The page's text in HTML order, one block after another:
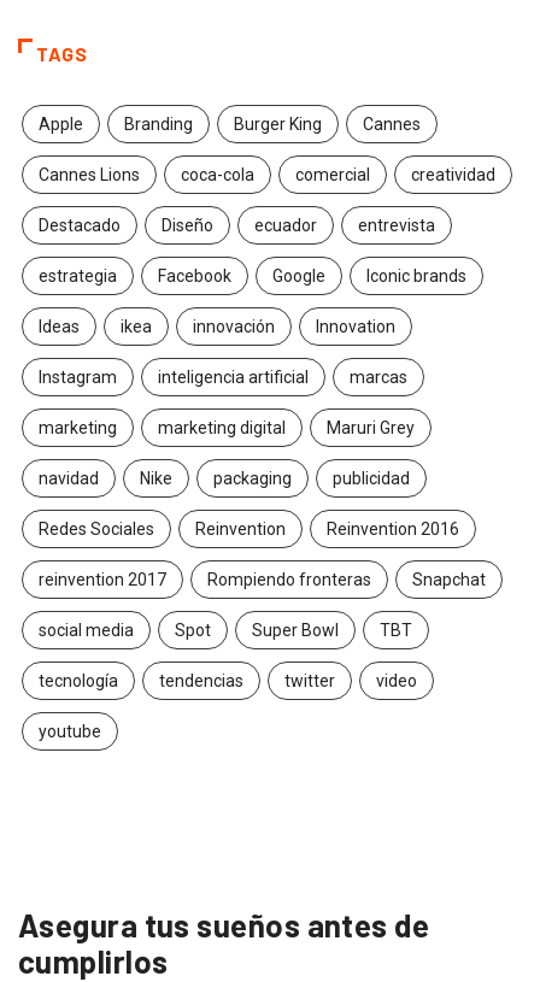
TAGS
Apple Branding Burger King Cannes
Cannes Lions coca-cola comercial creatividad
Destacado Diseño ecuador entrevista
estrategia Facebook Google Iconic brands
Ideas ikea innovación Innovation
Instagram inteligencia artificial marcas
marketing marketing digital Maruri Grey
navidad Nike packaging publicidad
Redes Sociales Reinvention Reinvention 2016
reinvention 2017 Rompiendo fronteras Snapchat
social media Spot Super Bowl TBT
tecnología tendencias twitter video
youtube
Asegura tus sueños antes de
cumplirlos